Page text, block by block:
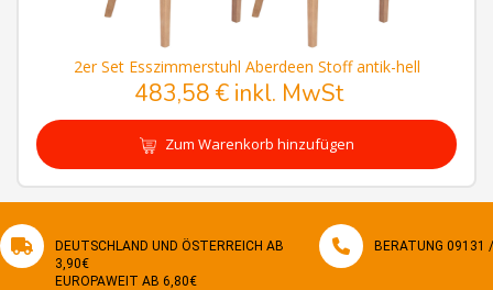
2er Set Esszimmerstuhl Aberdeen Stoff antik-hell
483,58 € inkl. MwSt
Zum Warenkorb hinzufügen
DEUTSCHLAND UND ÖSTERREICH AB
3,90€
EUROPAWEIT AB 6,80€
BERATUNG 09131